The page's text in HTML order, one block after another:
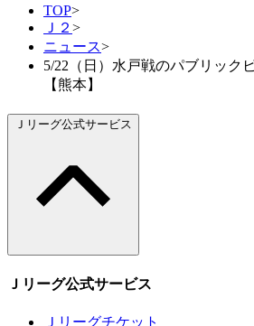
TOP>
Ｊ２ >
ニュース>
5/22（日）水戸戦のパブリック
【熊本】
Ｊリーグ公式サービス
Ｊリーグ公式サービス
Ｊリーグチケット